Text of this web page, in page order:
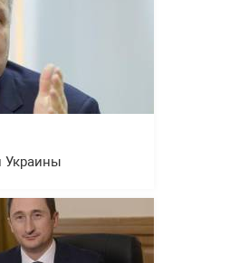
Украины